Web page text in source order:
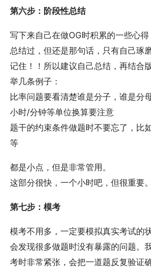
第六步：阶段性总结
写下来自己在做OG时积累的一些心得
总结过，但还是那句话，只有自己琢
记住！！所以建议自己总结，再结合
举几条例子：
比率问题要看清楚谁是分子，谁是分
小时/分钟等单位换算要注意
题干的约束条件做题时不要忘了，比
等
都是小点，但是非常管用。
这部分很快，一个小时吧，但很重要。
第七步：模考
模考不用多，一定要模拟真实考试的
会发现很多做题时没有暴露的问题。
考时非常紧张，会把一道题反复验证